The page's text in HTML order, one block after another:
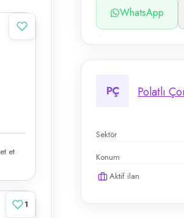
WhatsApp
PÇ Polatlı
Sektör
Konum
Aktif ilan
et
1